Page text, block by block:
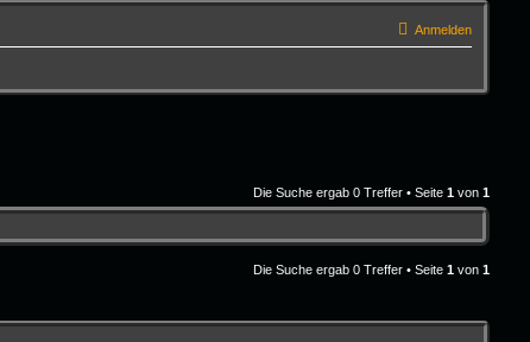
Anmelden
Die Suche ergab 0 Treffer • Seite1 von1
Die Suche ergab 0 Treffer • Seite1 von1